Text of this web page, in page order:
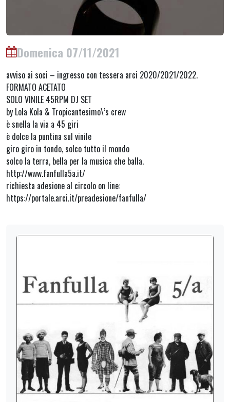
Domenica 07/11/2021
avviso ai soci – ingresso con tessera arci 2020/2021/2022.
FORMATO ACETATO
SOLO VINILE 45RPM DJ SET
by Lola Kola & Tropicantesimo\’s crew
è snella la via a 45 giri
è dolce la puntina sul vinile
giro giro in tondo, solco tutto il mondo
solco la terra, bella per la musica che balla.
http://www.fanfulla5a.it/
richiesta adesione al circolo on line:
https://portale.arci.it/preadesione/fanfulla/